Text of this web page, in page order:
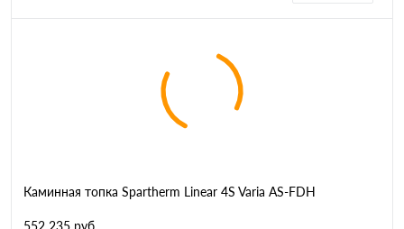
Каминная топка Spartherm Linear 4S Varia AS-FDH
552 235 руб.